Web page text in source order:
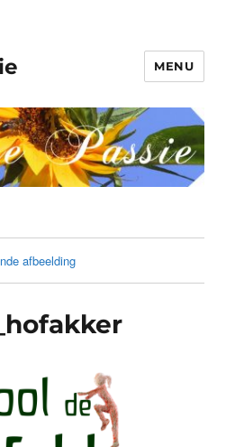
MENU
afbeelding